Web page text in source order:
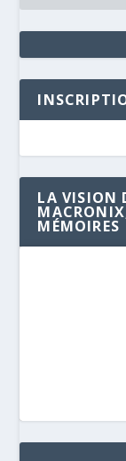
LA VISION
MÉMOIRES